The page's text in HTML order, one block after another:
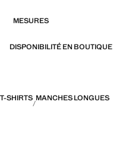
MESURES
DISPONIBILITÉ EN BOUTIQUE
T-SHIRTS MANCHES LONGUES